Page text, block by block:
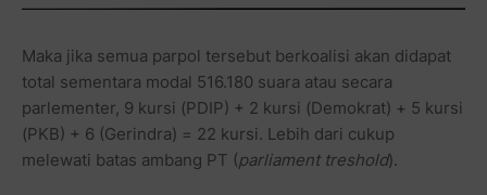
Maka jika semua parpol tersebut berkoalisi akan didapat
total sementara modal 516.180 suara atau secara
parlementer, 9 kursi (PDIP) + 2 kursi (Demokrat) + 5 kursi
(PKB) + 6 (Gerindra) = 22 kursi. Lebih dari cukup
melewati batas ambang PT (parliament treshold).